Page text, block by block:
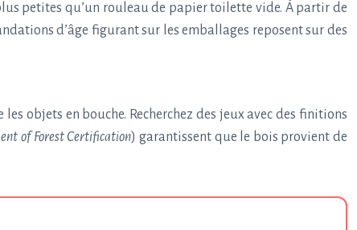
petites qu’un rouleau de papier toilette vide. À partir de
d’âge figurant sur les emballages reposent sur des
objets en bouche. Recherchez des jeux avec des finitions
of Forest Certification) garantissent que le bois provient de